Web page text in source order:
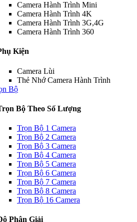
Camera Hành Trình Mini
Camera Hành Trình 4K
Camera Hành Trình 3G,4G
Camera Hành Trình 360
Kiện
Camera Lùi
Thẻ Nhớ Camera Hành Trình
Bộ
Bộ Theo Số Lượng
Trọn Bộ 1 Camera
Trọn Bộ 2 Camera
Trọn Bộ 3 Camera
Trọn Bộ 4 Camera
Trọn Bộ 5 Camera
Trọn Bộ 6 Camera
Trọn Bộ 7 Camera
Trọn Bộ 8 Camera
Trọn Bộ 16 Camera
Phân Giải